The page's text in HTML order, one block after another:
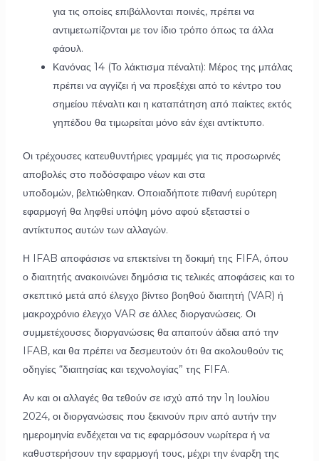
για τις οποίες επιβάλλονται ποινές, πρέπει να
αντιμετωπίζονται με τον ίδιο τρόπο όπως τα άλλα
φάουλ.
Κανόνας 14 (Το λάκτισμα πέναλτι): Μέρος της μπάλας
πρέπει να αγγίζει ή να προεξέχει από το κέντρο του
σημείου πέναλτι και η καταπάτηση από παίκτες εκτός
γηπέδου θα τιμωρείται μόνο εάν έχει αντίκτυπο.
Οι τρέχουσες κατευθυντήριες γραμμές για τις προσωρινές
αποβολές στο ποδόσφαιρο νέων και στα
υποδομών, βελτιώθηκαν. Οποιαδήποτε πιθανή ευρύτερη
εφαρμογή θα ληφθεί υπόψη μόνο αφού εξεταστεί ο
αντίκτυπος αυτών των αλλαγών.
Η IFAB αποφάσισε να επεκτείνει τη δοκιμή της FIFA, όπου
ο διαιτητής ανακοινώνει δημόσια τις τελικές αποφάσεις και το
σκεπτικό μετά από έλεγχο βίντεο βοηθού διαιτητή (VAR) ή
μακροχρόνιο έλεγχο VAR σε άλλες διοργανώσεις. Οι
συμμετέχουσες διοργανώσεις θα απαιτούν άδεια από την
IFAB, και θα πρέπει να δεσμευτούν ότι θα ακολουθούν τις
οδηγίες “διαιτησίας και τεχνολογίας” της FIFA.
Αν και οι αλλαγές θα τεθούν σε ισχύ από την 1η Ιουλίου
2024, οι διοργανώσεις που ξεκινούν πριν από αυτήν την
ημερομηνία ενδέχεται να τις εφαρμόσουν νωρίτερα ή να
καθυστερήσουν την εφαρμογή τους, μέχρι την έναρξη της